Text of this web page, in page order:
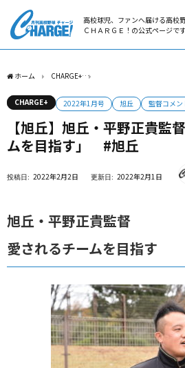
高校球児、ファンへ届ける高校
ＣＨＡＲＧＥ！の公式ページです
ホーム CHARGE+
CHARGE+ 2022年1月号 旭丘 監督コメン
【旭丘】旭丘・平野正貴監
ムを目指す」 #旭丘
2022年2月2日 2022年2月1日
旭丘・平野正貴監督
愛されるチームを目指す